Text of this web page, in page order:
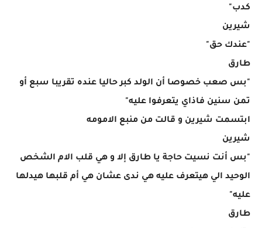
كدب"
شيرين
"عندك حق"
طارق
"بس صعب خصوصا أن الولد كبر حاليا عنده تقريبا سبع أو
تمن سنين فاذاي يتعرفوا عليه"
ابتسمت شيرين و قالت من منبع الامومه
شيرين
"بس أنت نسيت حاجة يا طارق إلا و هي قلب الام الشخص
الوحيد الي هيتعرف عليه هي ندى عشان هي أم قلبها هيدلها
عليه"
طارق